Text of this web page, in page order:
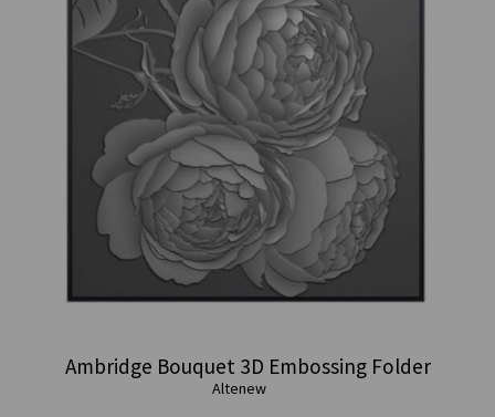
Ambridge Bouquet 3D Embossing Folder
Altenew